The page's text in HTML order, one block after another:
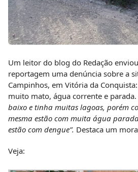
Um leitor do blog do Redação
reportagem uma denúncia sobre a
Campinhos, em Vitória da
muito mato, água corrente e parada.
baixo e tinha muitas lagoas, porém
mesma estão com muita água
estão com dengue”. Destaca um
Veja: